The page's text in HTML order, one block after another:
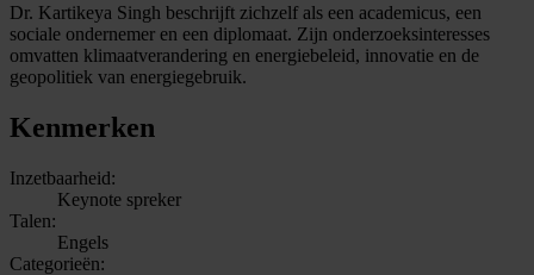
Dr. Kartikeya Singh beschrijft zichzelf als een academicus, een
sociale ondernemer en een diplomaat. Zijn onderzoeksinteresses
omvatten klimaatverandering en energiebeleid, innovatie en de
geopolitiek van energiegebruik.
Kenmerken
Inzetbaarheid:
Keynote spreker
Talen:
Engels
Categorieën: